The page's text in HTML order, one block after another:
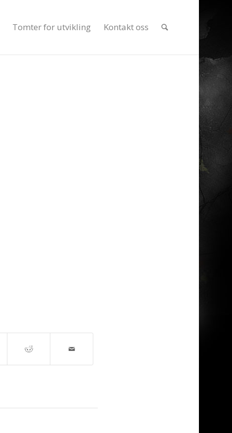
Tomter for utvikling Kontakt oss